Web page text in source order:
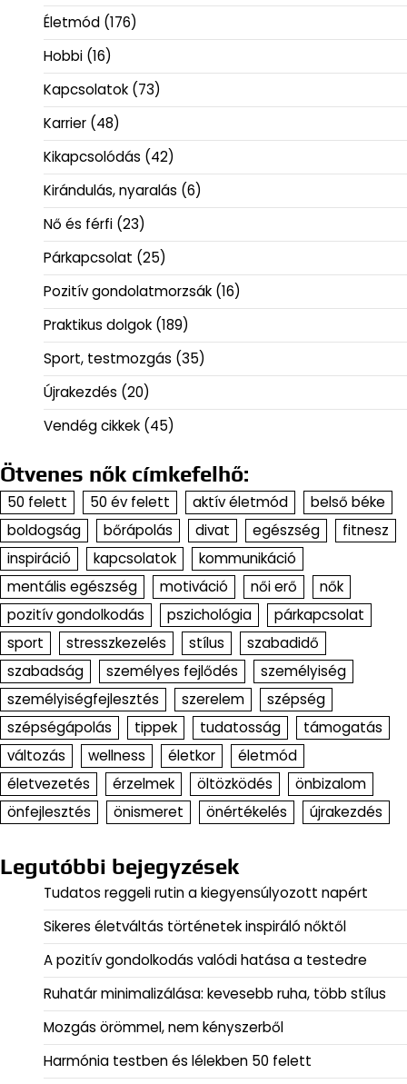
Életmód (176)
Hobbi (16)
Kapcsolatok (73)
Karrier (48)
Kikapcsolódás (42)
Kirándulás, nyaralás (6)
Nő és férfi (23)
Párkapcsolat (25)
Pozitív gondolatmorzsák (16)
Praktikus dolgok (189)
Sport, testmozgás (35)
Újrakezdés (20)
Vendég cikkek (45)
Ötvenes nők címkefelhő:
50 felett 50 év felett aktív életmód
belső béke
boldogság
bőrápolás divat egészség
fitnesz
inspiráció
kapcsolatok
kommunikáció
mentális egészség
motiváció női erő
nők
pozitív gondolkodás
pszichológia
párkapcsolat
sport
stresszkezelés stílus
szabadidő
szabadság
személyes fejlődés
személyiség
személyiségfejlesztés
szerelem
szépség
szépségápolás
tippek tudatosság
támogatás
változás
wellness életkor
életmód
életvezetés
érzelmek öltözködés
önbizalom
önfejlesztés
önismeret önértékelés újrakezdés
Legutóbbi bejegyzések
Tudatos reggeli rutin a kiegyensúlyozott napért
Sikeres életváltás történetek inspiráló nőktől
A pozitív gondolkodás valódi hatása a testedre
Ruhatár minimalizálása: kevesebb ruha, több stílus
Mozgás örömmel, nem kényszerből
Harmónia testben és lélekben 50 felett